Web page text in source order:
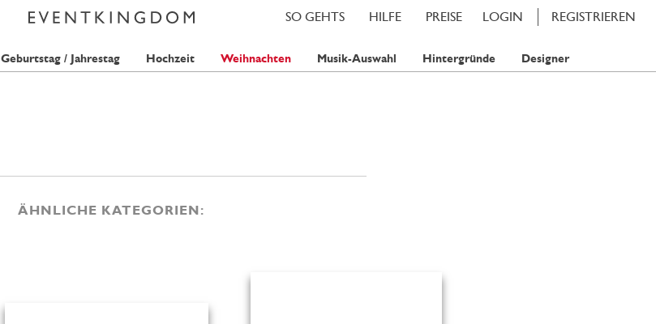
LOGIN REGISTRIEREN
PREISE
HILFE
SO GEHTS
Geburtstag / Jahrestag Hochzeit Weihnachten Musik-Auswahl Hintergründe Designer
ÄHNLICHE KATEGORIEN: